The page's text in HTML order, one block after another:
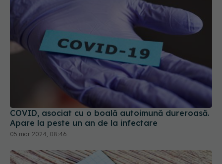
COVID, asociat cu o boală autoimună dureroasă.
Apare la peste un an de la infectare
05 mar 2024, 08:46